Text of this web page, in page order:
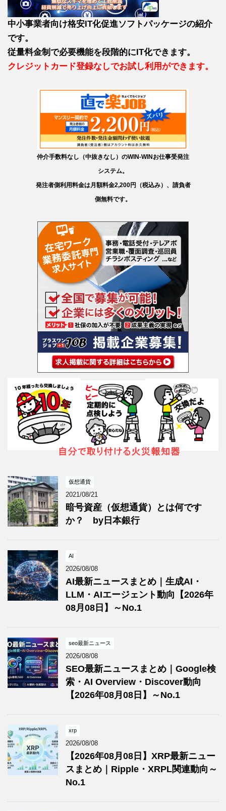
中小事業者向け格安IT化促進ソフトパッケージの紹介
です。
従量料金制で必要機能を段階的にIT化できます。
クレジットカード登録なしでお試し利用ができます。
仲介手数料なし（中抜きなし）のWIN-WINお仕事受発注
システム。
発注者側利用料金は月額料金2,200円（税込み）、請負者
側無料です。
仮想通貨
2021/08/21
暗号資産（仮想通貨）とは何です
か？ by日本銀行
AI
2026/08/08
AI最新ニュースまとめ｜生成AI・
LLM・AIエージェント動向【2026年
08月08日】～No.1
seo最新ニュース
2026/08/08
SEO最新ニュースまとめ｜Google検
索・AI Overview・Discover動向
【2026年08月08日】～No.1
xrp
2026/08/08
【2026年08月08日】XRP最新ニュー
スまとめ｜Ripple・XRPL関連動向～
No.1